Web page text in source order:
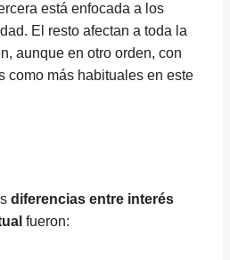
está enfocada a los
El resto afectan a toda la
aunque en otro orden, con
como más habituales en este
diferencias entre interés
fueron: